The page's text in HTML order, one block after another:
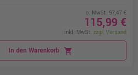
o. MwSt. 97,47 €
115,99 €
inkl. MwSt. zzgl. Versand
In den Warenkorb shopping_cart